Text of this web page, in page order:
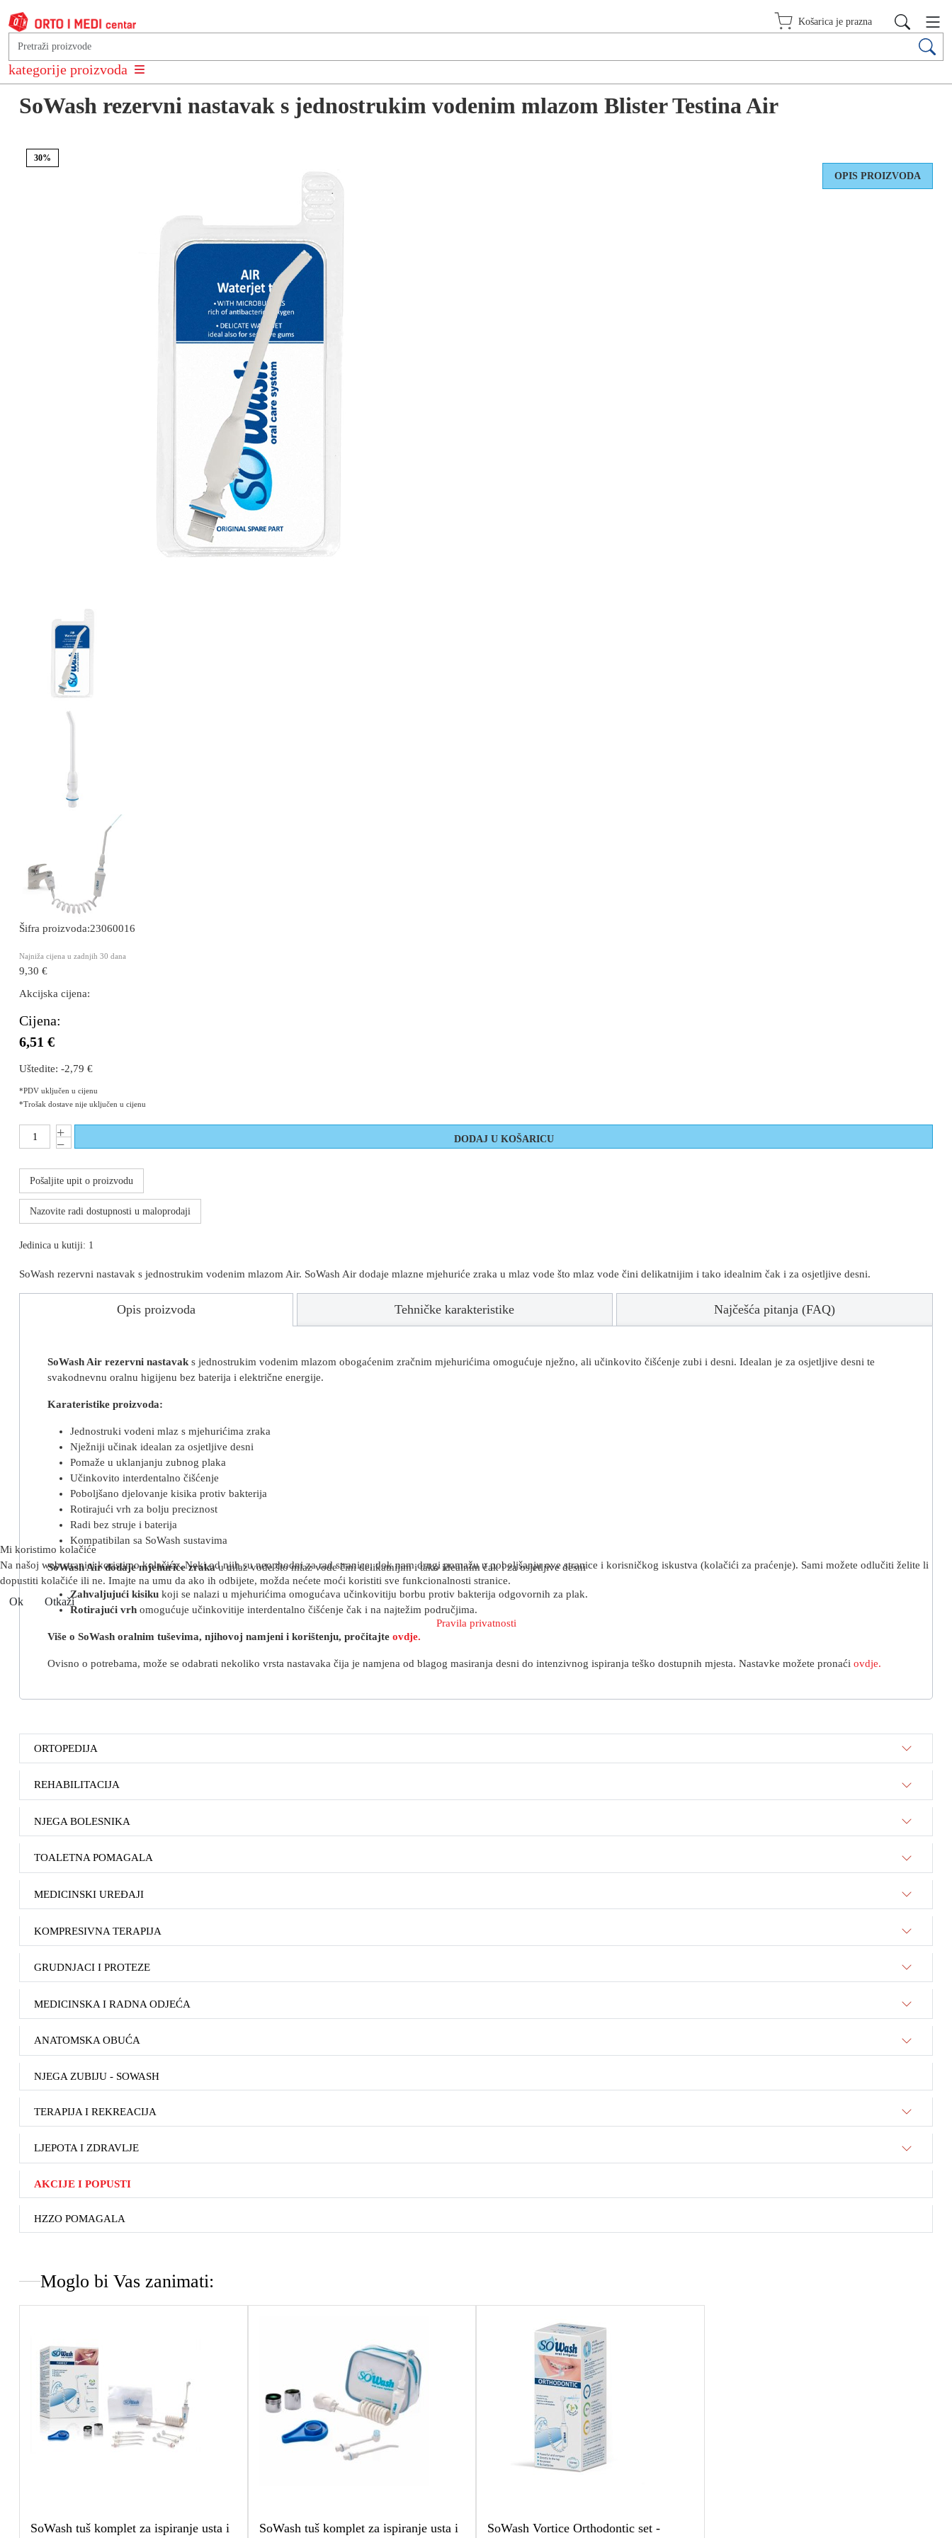
kategorije proizvoda
Košarica je prazna
ORTOPEDIJA
REHABILITACIJA
NJEGA BOLESNIKA
TOALETNA POMAGALA
MEDICINSKI UREĐAJI
KOMPRESIVNA TERAPIJA
GRUDNJACI I PROTEZE
MEDICINSKA I RADNA ODJEĆA
ANATOMSKA OBUĆA
NJEGA ZUBIJU - SOWASH
TERAPIJA I REKREACIJA
LJEPOTA I ZDRAVLJE
AKCIJE I POPUSTI
HZZO POMAGALA
Natrag na: AKCIJE I POPUSTI
SoWash rezervni nastavak s jednostrukim vodenim mlazom Blister Testina Air
30%
OPIS PROIZVODA
Šifra proizvoda:23060016
Najniža cijena u zadnjih 30 dana
9,30 €
Akcijska cijena:
Cijena:
6,51 €
Uštedite: -2,79 €
*PDV uključen u cijenu
*Trošak dostave nije uključen u cijenu
Pošaljite upit o proizvodu
Nazovite radi dostupnosti u maloprodaji
Jedinica u kutiji: 1
SoWash rezervni nastavak s jednostrukim vodenim mlazom Air. SoWash Air dodaje mlazne mjehuriće zraka u mlaz vode što mlaz vode čini delikatnijim i tako idealnim čak i za osjetljive desni.
Opis proizvoda Tehničke karakteristike Najčešća pitanja (FAQ)
SoWash Air rezervni nastavaks jednostrukim vodenim mlazom obogaćenim zračnim mjehurićima omogućuje nježno, ali učinkovito čišćenje zubi i desni. Idealan je za osjetljive desni te
svakodnevnu oralnu higijenu bez baterija i električne energije.
Karateristike proizvoda:
Jednostruki vodeni mlaz s mjehurićima zraka
Nježniji učinak idealan za osjetljive desni
Pomaže u uklanjanju zubnog plaka
Učinkovito interdentalno čišćenje
Poboljšano djelovanje kisika protiv bakterija
Rotirajući vrh za bolju preciznost
Radi bez struje i baterija
Kompatibilan sa SoWash sustavima
SoWash Air dodaje mjehuriće zrakau mlaz vode što mlaz vode čini delikatnijim i tako idealnim čak i za osjetljive desni
Zahvaljujući kisikukoji se nalazi u mjehurićima omogućava učinkovitiju borbu protiv bakterija odgovornih za plak.
Rotirajući vrhomogućuje učinkovitije interdentalno čišćenje čak i na najtežim područjima.
Više o SoWash oralnim tuševima, njihovoj namjeni i korištenju, pročitajte ovdje.
Ovisno o potrebama, može se odabrati nekoliko vrsta nastavaka čija je namjena od blagog masiranja desni do intenzivnog ispiranja teško dostupnih mjesta. Nastavke možete pronaći ovdje.
Moglo bi Vas zanimati:
SoWash tuš komplet za ispiranje usta i
SoWash tuš komplet za ispiranje usta i
SoWash Vortice Orthodontic set -
Mi koristimo kolačiće
Na našoj web stranici koristimo kolačiće. Neki od njih su neophodni za rad stranice, dok nam drugi pomažu u poboljšanju ove stranice i korisničkog iskustva (kolačići za praćenje). Sami možete odlučiti želite li
dopustiti kolačiće ili ne. Imajte na umu da ako ih odbijete, možda nećete moći koristiti sve funkcionalnosti stranice.
Ok Otkaži
Pravila privatnosti